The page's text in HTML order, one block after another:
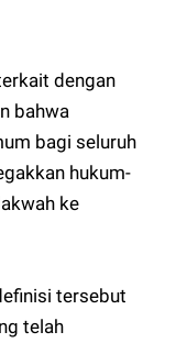
dengan
bahwa
bagi seluruh
hukum-
ke
tersebut
telah